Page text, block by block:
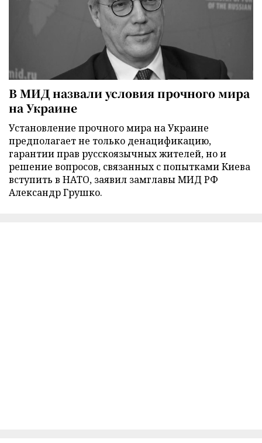
В МИД назвали условия прочного мира
на Украине
Установление прочного мира на Украине
предполагает не только денацификацию,
гарантии прав русскоязычных жителей, но и
решение вопросов, связанных с попытками Киева
вступить в НАТО, заявил замглавы МИД РФ
Александр Грушко.